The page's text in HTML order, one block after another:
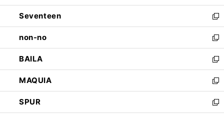
開
く
ウ
で
開
く
ン
ド
ウ
で
開
く
Seventeen
新
し
い
ウ
ィ
ン
ド
ウ
で
開
non-no
新
し
い
ウ
ィ
ン
ド
ウ
BAILA
新
し
い
ウ
ィ
ン
MAQUIA
新
し
い
ウ
SPUR
新
し